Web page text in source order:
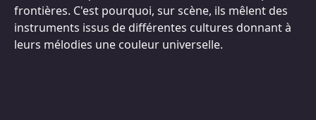
frontières. C'est pourquoi, sur scène, ils mêlent des
instruments issus de différentes cultures donnant à
leurs mélodies une couleur universelle.